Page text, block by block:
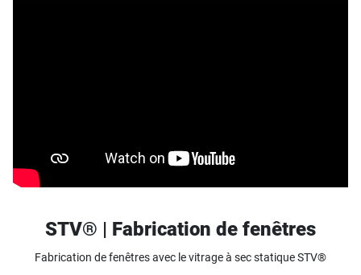
STV® | Fabrication de fenêtres
Fabrication de fenêtres avec le vitrage à sec statique STV®